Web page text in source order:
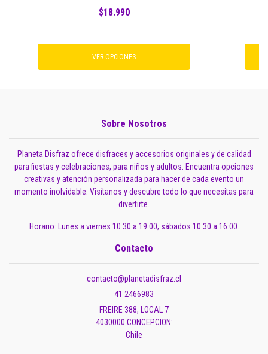
$18.990
VER OPCIONES
Sobre Nosotros
Planeta Disfraz ofrece disfraces y accesorios originales y de calidad
para fiestas y celebraciones, para niños y adultos. Encuentra opciones
creativas y atención personalizada para hacer de cada evento un
momento inolvidable. Visítanos y descubre todo lo que necesitas para
divertirte.
Horario: Lunes a viernes 10:30 a 19:00; sábados 10:30 a 16:00.
Contacto
contacto@planetadisfraz.cl
41 2466983
FREIRE 388, LOCAL 7
4030000 CONCEPCION:
Chile